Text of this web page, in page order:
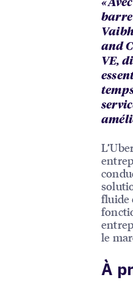
«
barre
and
VE,
fluide
le
À